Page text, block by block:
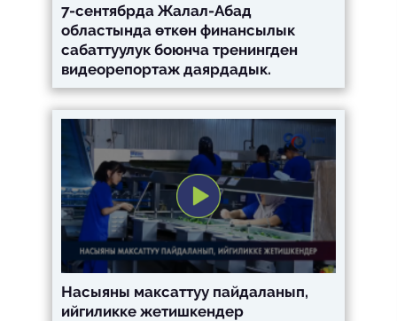
7-сентябрда Жалал-Абад
областында өткөн финансылык
сабаттуулук боюнча тренингден
видеорепортаж даярдадык.
Насыяны максаттуу пайдаланып,
ийгиликке жетишкендер